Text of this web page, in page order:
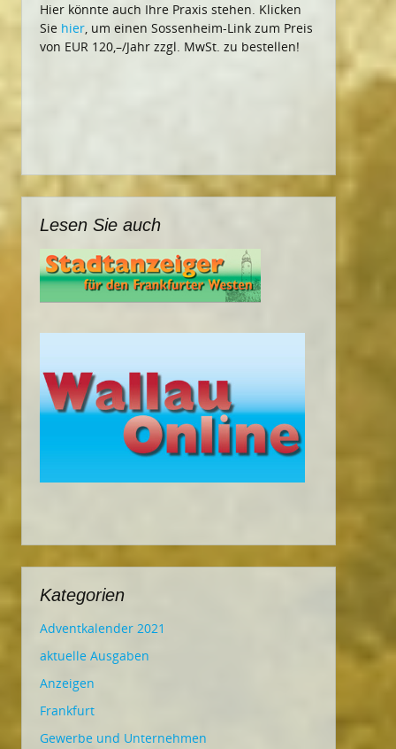
Hier könnte auch Ihre Praxis stehen. Klicken
Sie hier, um einen Sossenheim-Link zum Preis
von EUR 120,–/Jahr zzgl. MwSt. zu bestellen!
Lesen Sie auch
Kategorien
Adventkalender 2021
aktuelle Ausgaben
Anzeigen
Frankfurt
Gewerbe und Unternehmen